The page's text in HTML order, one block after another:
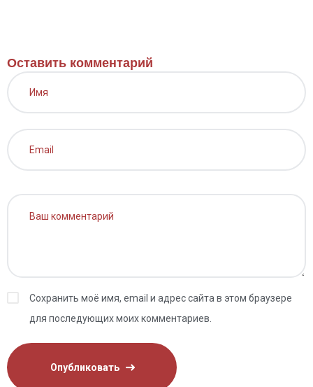
Оставить комментарий
Сохранить моё имя, email и адрес сайта в этом браузере
для последующих моих комментариев.